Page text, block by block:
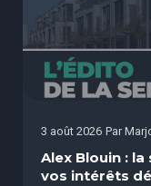
3 août 2026 Par
Alex Blouin :
vos intérêts